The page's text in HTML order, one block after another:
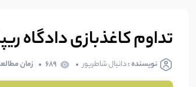
تداوم کاغذبازی دادگاه ریپل؛
نویسنده :دانیال شاطرپور 689 زمان